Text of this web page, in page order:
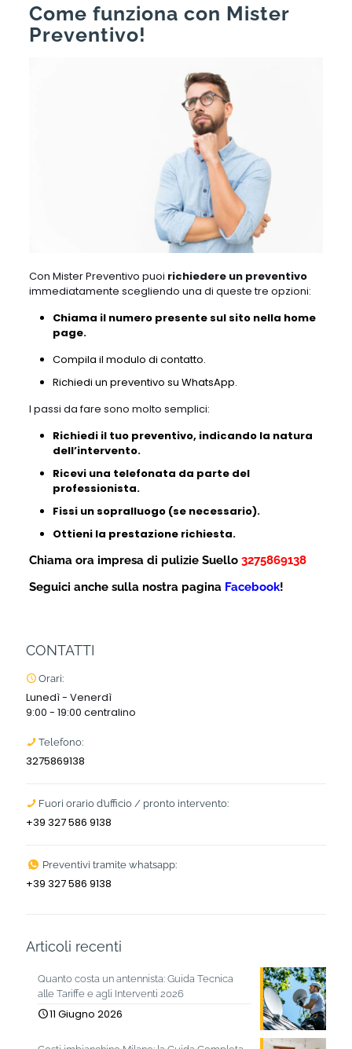
Come funziona con Mister
Preventivo!
Con Mister Preventivo puoi richiedere un preventivo
immediatamente scegliendo una di queste tre opzioni:
Chiama il numero presente sul sito nella home
page.
Compila il modulo di contatto.
Richiedi un preventivo su WhatsApp.
I passi da fare sono molto semplici:
Richiedi il tuo preventivo, indicando la natura
dell’intervento.
Ricevi una telefonata da parte del
professionista.
Fissi un sopralluogo (se necessario).
Ottieni la prestazione richiesta.
Chiama ora impresa di pulizie Suello 3275869138
Seguici anche sulla nostra pagina Facebook!
CONTATTI
Orari:
Lunedì - Venerdì
9:00 - 19:00 centralino
Telefono:
3275869138
Fuori orario d’ufficio / pronto intervento:
+39 327 586 9138
Preventivi tramite whatsapp:
+39 327 586 9138
Articoli recenti
Quanto costa un antennista: Guida Tecnica
alle Tariffe e agli Interventi 2026
11 Giugno 2026